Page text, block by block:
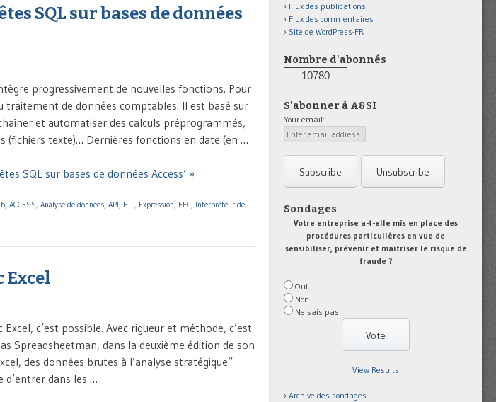
SQL sur bases de données
progressivement de nouvelles fonctions. Pour
traitement de données comptables. Il est basé sur
et automatiser des calculs préprogrammés,
(fichiers texte)… Dernières fonctions en date (en …
SQL sur bases de données Access’ »
, ACCESS, Analyse de données, API, ETL, Expression, FEC, Interpréteur de
Excel
c’est possible. Avec rigueur et méthode, c’est
Spreadsheetman, dans la deuxième édition de son
des données brutes à l’analyse stratégique”
d’entrer dans les …
Flux des publications
Flux des commentaires
Site de WordPress-FR
Nombre d'abonnés
10780
S'abonner à A&SI
Your email:
Sondages
Votre entreprise a-t-elle mis en place des
procédures particulières en vue de
sensibiliser, prévenir et maîtriser le risque de
fraude ?
Oui
Non
Ne sais pas
View Results
Archive des sondages